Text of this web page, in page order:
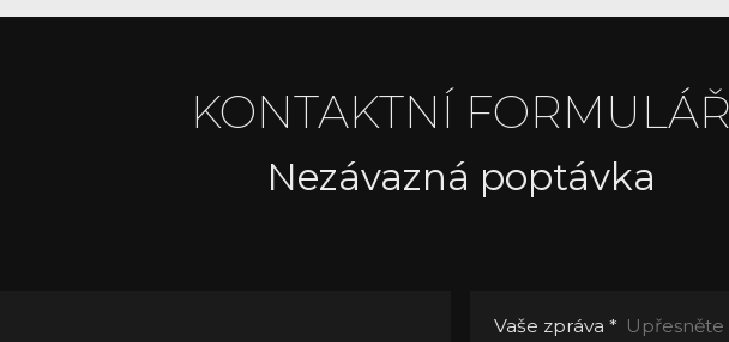
KONTAKTNÍ
Nezávazná poptávka
Vaše zpráva *